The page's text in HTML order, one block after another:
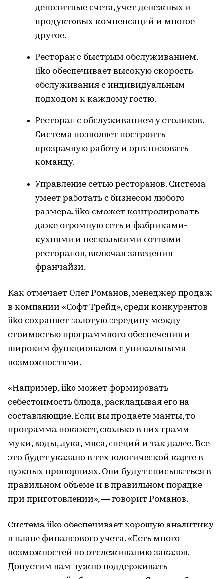
депозитные счета, учет денежных и
продуктовых компенсаций и многое
другое.
Ресторан с быстрым обслуживанием.
Iiko обеспечивает высокую скорость
обслуживания с индивидуальным
подходом к каждому гостю.
Ресторан с обслуживанием у столиков.
Система позволяет построить
прозрачную работу и организовать
команду.
Управление сетью ресторанов. Система
умеет работать с бизнесом любого
размера. iiko сможет контролировать
даже огромную сеть и фабриками-
кухнями и несколькими сотнями
ресторанов, включая заведения
франчайзи.
Как отмечает Олег Романов, менеджер продаж
в компании «Софт Трейд», среди конкурентов
iiko сохраняет золотую середину между
стоимостью программного обеспечения и
широким функционалом с уникальными
возможностями.
«Например, iiko может формировать
себестоимость блюда, раскладывая его на
составляющие. Если вы продаете манты, то
программа покажет, сколько в них грамм
муки, воды, лука, мяса, специй и так далее. Все
это будет указано в технологической карте в
нужных пропорциях. Они будут списываться в
правильном объеме и в правильном порядке
при приготовлении», — говорит Романов.
Система iiko обеспечивает хорошую аналитику
в плане финансового учета. «Есть много
возможностей по отслеживанию заказов.
Допустим вам нужно поддерживать